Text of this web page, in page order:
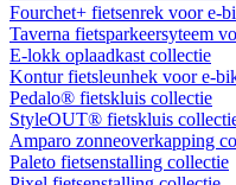
Fourchet+ fietsenrek voor e-
Taverna fietsparkeersyteem
E-lokk oplaadkast collectie
Kontur fietsleunhek voor e-
Pedalo® fietskluis collectie
StyleOUT® fietskluis
Amparo zonneoverkapping
Paleto fietsenstalling collectie